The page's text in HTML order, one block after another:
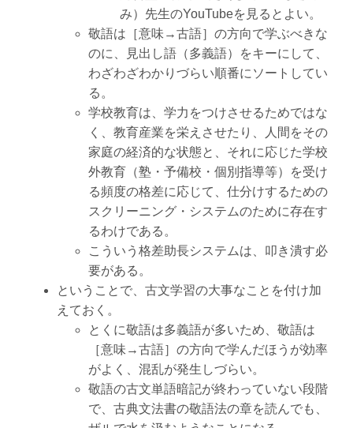
み）先生のYouTubeを見るとよい。
敬語は［意味→古語］の方向で学ぶべきな
のに、見出し語（多義語）をキーにして、
わざわざわかりづらい順番にソートしてい
る。
学校教育は、学力をつけさせるためではな
く、教育産業を栄えさせたり、人間をその
家庭の経済的な状態と、それに応じた学校
外教育（塾・予備校・個別指導等）を受け
る頻度の格差に応じて、仕分けするための
スクリーニング・システムのために存在す
るわけである。
こういう格差助長システムは、叩き潰す必
要がある。
ということで、古文学習の大事なことを付け加
えておく。
とくに敬語は多義語が多いため、敬語は
［意味→古語］の方向で学んだほうが効率
がよく、混乱が発生しづらい。
敬語の古文単語暗記が終わっていない段階
で、古典文法書の敬語法の章を読んでも、